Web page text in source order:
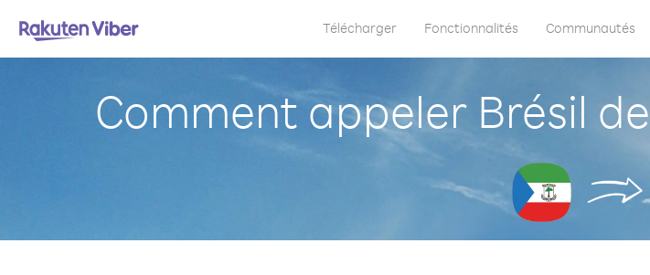
Télécharger Fonctionnalités Communautés
Comment appeler Brésil